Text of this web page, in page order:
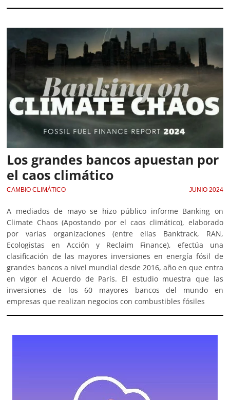
Los grandes bancos apuestan por
el caos climático
CAMBIO CLIMÁTICO JUNIO 2024
A mediados de mayo se hizo público informe Banking on
Climate Chaos (Apostando por el caos climático), elaborado
por varias organizaciones (entre ellas Banktrack, RAN,
Ecologistas en Acción y Reclaim Finance), efectúa una
clasificación de las mayores inversiones en energía fósil de
grandes bancos a nivel mundial desde 2016, año en que entra
en vigor el Acuerdo de París. El estudio muestra que las
inversiones de los 60 mayores bancos del mundo en
empresas que realizan negocios con combustibles fósiles